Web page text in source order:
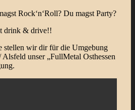
Rock‘n‘Roll? Du magst Party?
drink & drive!!
stellen wir dir für die Umgebung
unser „FullMetal Osthessen